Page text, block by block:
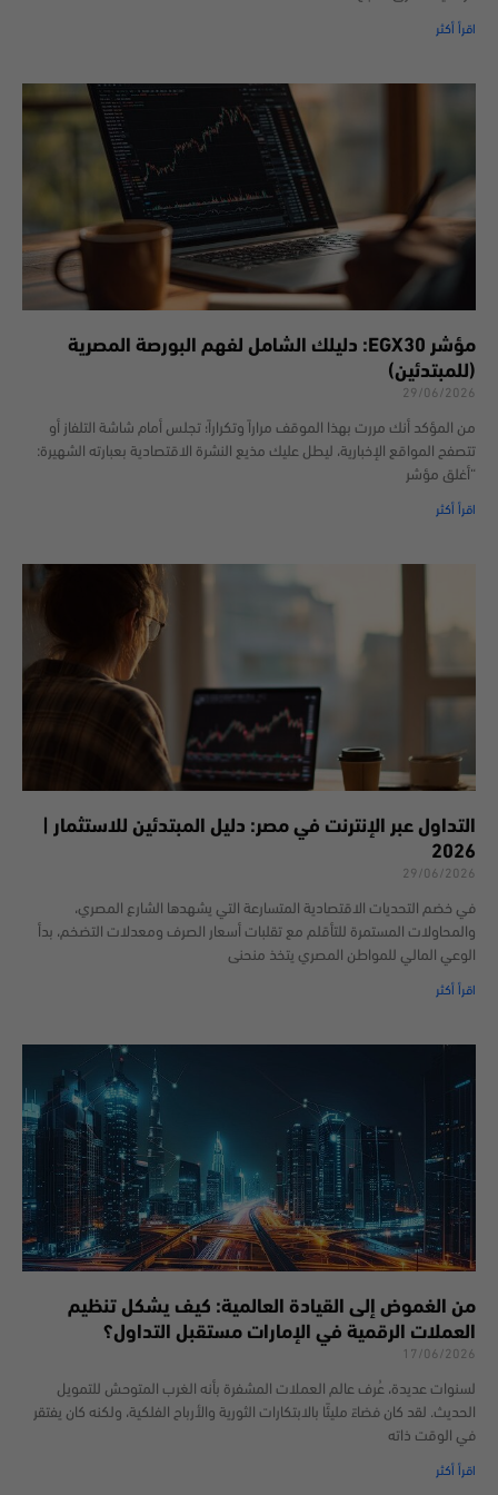
اقرأ أكثر
مؤشر EGX30: دليلك الشامل لفهم البورصة المصرية
(للمبتدئين)
29/06/2026
من المؤكد أنك مررت بهذا الموقف مراراً وتكراراً؛ تجلس أمام شاشة التلفاز أو
تتصفح المواقع الإخبارية، ليطل عليك مذيع النشرة الاقتصادية بعبارته الشهيرة:
“أغلق مؤشر
اقرأ أكثر
التداول عبر الإنترنت في مصر: دليل المبتدئين للاستثمار |
2026
29/06/2026
في خضم التحديات الاقتصادية المتسارعة التي يشهدها الشارع المصري،
والمحاولات المستمرة للتأقلم مع تقلبات أسعار الصرف ومعدلات التضخم، بدأ
الوعي المالي للمواطن المصري يتخذ منحنى
اقرأ أكثر
من الغموض إلى القيادة العالمية: كيف يشكل تنظيم
العملات الرقمية في الإمارات مستقبل التداول؟
17/06/2026
لسنوات عديدة، عُرف عالم العملات المشفرة بأنه الغرب المتوحش للتمويل
الحديث. لقد كان فضاءً مليئًا بالابتكارات الثورية والأرباح الفلكية، ولكنه كان يفتقر
في الوقت ذاته
اقرأ أكثر